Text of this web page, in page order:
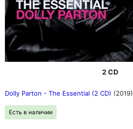
2 CD
Dolly Parton - The Essential (2 CD) (2019)
Есть в наличии